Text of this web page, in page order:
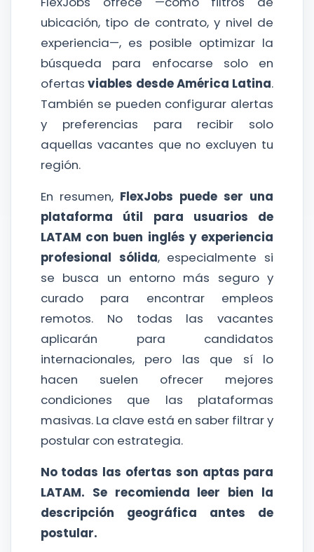
ubicación, tipo de contrato, y nivel de
experiencia—, es posible optimizar la
búsqueda para enfocarse solo en
ofertasviables desde América Latina.
También se pueden configurar alertas
y preferencias para recibir solo
aquellas vacantes que no excluyen tu
región.
En resumen, FlexJobs puede ser una
plataforma útil para usuarios de
LATAM con buen inglés y experiencia
profesional sólida, especialmente si
se busca un entorno más seguro y
curado para encontrar empleos
remotos. No todas las vacantes
aplicarán para candidatos
internacionales, pero las que sí lo
hacen suelen ofrecer mejores
condiciones que las plataformas
masivas. La clave está en saber filtrar y
postular con estrategia.
No todas las ofertas son aptas para
LATAM. Se recomienda leer bien la
descripción geográfica antes de
postular.